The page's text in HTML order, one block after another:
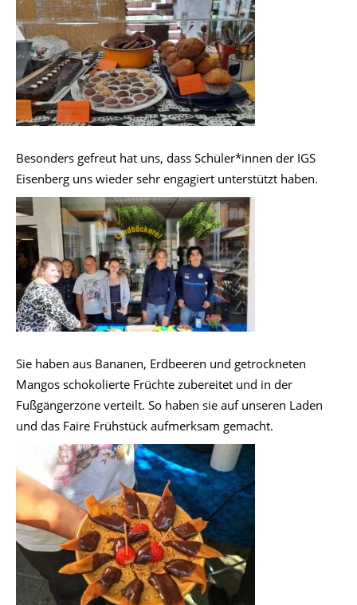
Besonders gefreut hat uns, dass Schüler*innen der IGS
Eisenberg uns wieder sehr engagiert unterstützt haben.
Sie haben aus Bananen, Erdbeeren und getrockneten
Mangos schokolierte Früchte zubereitet und in der
Fußgängerzone verteilt. So haben sie auf unseren Laden
und das Faire Frühstück aufmerksam gemacht.